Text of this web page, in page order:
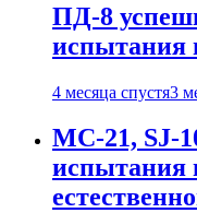
ПД-8
испытания
4 месяца спустя3
МС-21, SJ-
испытания